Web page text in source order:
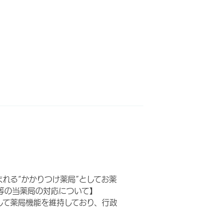
る“かかりつけ薬局”としてお薬
薬局の対応について】
薬局機能を維持しており、行政